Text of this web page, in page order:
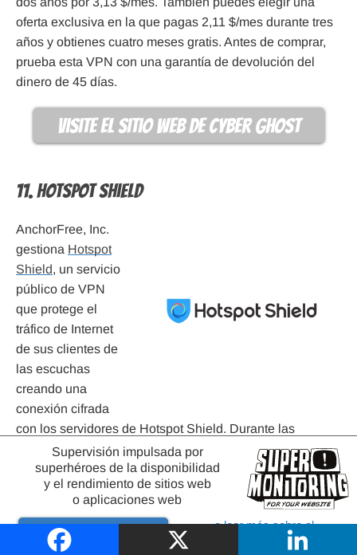
oferta exclusiva en la que pagas 2,11 $/mes durante tres
años y obtienes cuatro meses gratis. Antes de comprar,
prueba esta VPN con una garantía de devolución del
dinero de 45 días.
visite el sitio web de Cyber Ghost
11. Hotspot Shield
AnchorFree, Inc.
gestiona Hotspot
Shield, un servicio
público de VPN
que protege el
tráfico de Internet
de sus clientes de
las escuchas
creando una
conexión cifrada
con los servidores de Hotspot Shield. Durante las
protestas de la Primavera Árabe en Egipto, Túnez y Libia,
Hotspot Shield se utilizó para eludir la censura del
gobierno.
Algunas características de Hotspot Shield son:
Supervisión impulsada por
superhéroes de la disponibilidad
y el rendimiento de sitios web
o aplicaciones web
Pruebe gratis
o leer más sobre el
monitoreo de sitios